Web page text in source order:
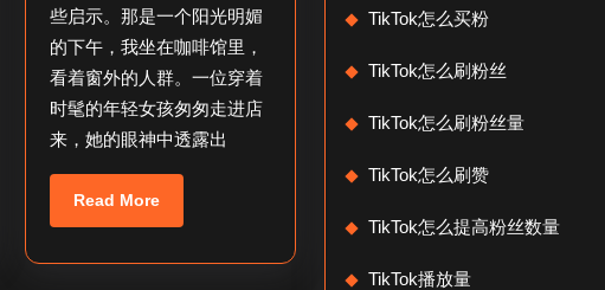
抖
音
赚
钱
任
务
关
闭？
些启示。那是一个阳光明媚
的下午，我坐在咖啡馆里，
看着窗外的人群。一位穿着
时髦的年轻女孩匆匆走进店
来，她的眼神中透露出
Read MoreRead
More
TikTok怎么买粉
TikTok怎么刷粉丝
TikTok怎么刷粉丝量
TikTok怎么刷赞
TikTok怎么提高粉丝数量
TikTok播放量